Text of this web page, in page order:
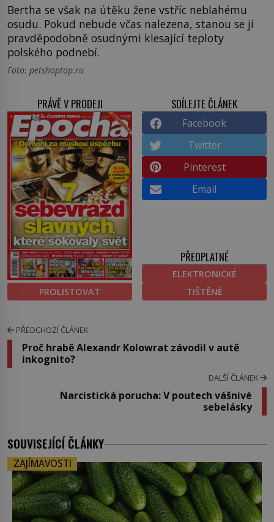
Bertha se však na útěku žene vstříc neblahému
osudu. Pokud nebude včas nalezena, stanou se jí
pravděpodobně osudnými klesající teploty
polského podnebí.
Foto: petshoptop.ru
PRÁVĚ V PRODEJI
PROLISTOVAT
SDÍLEJTE ČLÁNEK
Facebook
Twitter
Pinterest
Email
PŘEDPLATNÉ
ELEKTRONICKÉ
TIŠTĚNÉ
PŘEDCHOZÍ ČLÁNEK
Proč hrabě Alexandr Kolowrat závodil v autě
inkognito?
DALŠÍ ČLÁNEK
Narcistická porucha: V poutech vášnivé
sebelásky
SOUVISEJÍCÍ ČLÁNKY
ZAJÍMAVOSTI